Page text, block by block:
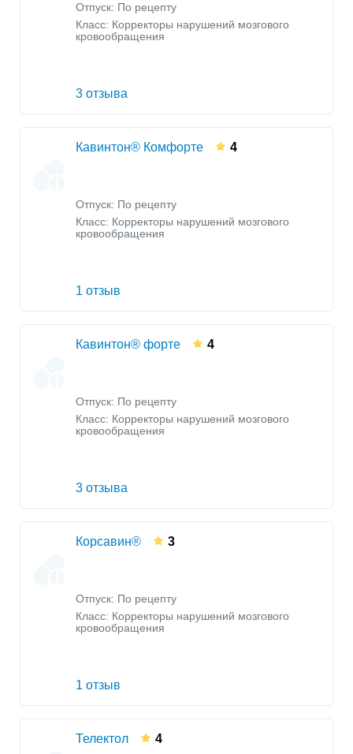
Отпуск: По рецепту
Класс: Корректоры нарушений мозгового
кровообращения
3 отзыва
Кавинтон® Комфорте 4
Отпуск: По рецепту
Класс: Корректоры нарушений мозгового
кровообращения
1 отзыв
Кавинтон® форте 4
Отпуск: По рецепту
Класс: Корректоры нарушений мозгового
кровообращения
3 отзыва
Корсавин® 3
Отпуск: По рецепту
Класс: Корректоры нарушений мозгового
кровообращения
1 отзыв
Телектол 4